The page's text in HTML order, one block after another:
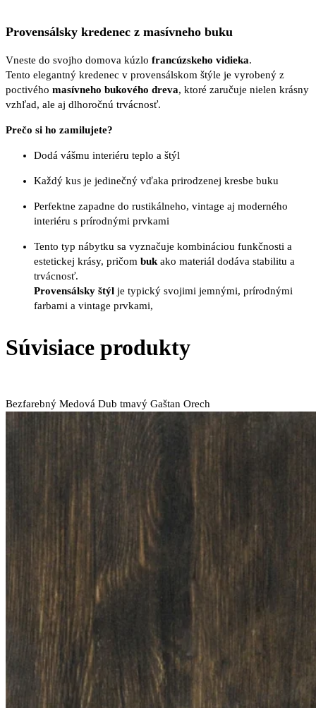
Provensálsky kredenec z masívneho buku
Vneste do svojho domova kúzlo francúzskeho vidieka.
Tento elegantný kredenec v provensálskom štýle je vyrobený z
poctivého masívneho bukového dreva, ktoré zaručuje nielen krásny
vzhľad, ale aj dlhoročnú trvácnosť.
Prečo si ho zamilujete?
Dodá vášmu interiéru teplo a štýl
Každý kus je jedinečný vďaka prirodzenej kresbe buku
Perfektne zapadne do rustikálneho, vintage aj moderného
interiéru s prírodnými prvkami
Tento typ nábytku sa vyznačuje kombináciou funkčnosti a
estetickej krásy, pričom bukako materiál dodáva stabilitu a
trvácnosť.
Provensálsky štýl je typický svojimi jemnými, prírodnými
farbami a vintage prvkami,
Súvisiace produkty
Bezfarebný Medová Dub tmavý Gaštan Orech